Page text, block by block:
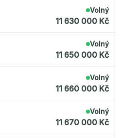
Volný
11 630 000 Kč
Volný
11 650 000 Kč
Volný
11 660 000 Kč
Volný
11 670 000 Kč